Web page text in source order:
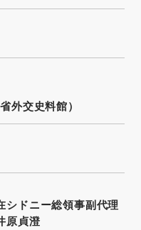
外交史料館）
シドニー総領事副代理
原貞澄